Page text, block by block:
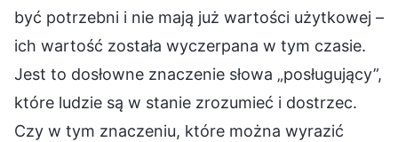
być potrzebni i nie mają już wartości użytkowej –
ich wartość została wyczerpana w tym czasie.
Jest to dosłowne znaczenie słowa „posługujący”,
które ludzie są w stanie zrozumieć i dostrzec.
Czy w tym znaczeniu, które można wyrazić